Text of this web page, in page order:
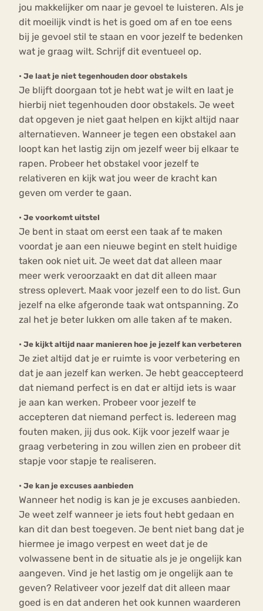
jou makkelijker om naar je gevoel te luisteren. Als je
dit moeilijk vindt is het is goed om af en toe eens
bij je gevoel stil te staan en voor jezelf te bedenken
wat je graag wilt. Schrijf dit eventueel op.
• Je laat je niet tegenhouden door obstakels
Je blijft doorgaan tot je hebt wat je wilt en laat je
hierbij niet tegenhouden door obstakels. Je weet
dat opgeven je niet gaat helpen en kijkt altijd naar
alternatieven. Wanneer je tegen een obstakel aan
loopt kan het lastig zijn om jezelf weer bij elkaar te
rapen. Probeer het obstakel voor jezelf te
relativeren en kijk wat jou weer de kracht kan
geven om verder te gaan.
• Je voorkomt uitstel
Je bent in staat om eerst een taak af te maken
voordat je aan een nieuwe begint en stelt huidige
taken ook niet uit. Je weet dat dat alleen maar
meer werk veroorzaakt en dat dit alleen maar
stress oplevert. Maak voor jezelf een to do list. Gun
jezelf na elke afgeronde taak wat ontspanning. Zo
zal het je beter lukken om alle taken af te maken.
• Je kijkt altijd naar manieren hoe je jezelf kan verbeteren
Je ziet altijd dat je er ruimte is voor verbetering en
dat je aan jezelf kan werken. Je hebt geaccepteerd
dat niemand perfect is en dat er altijd iets is waar
je aan kan werken. Probeer voor jezelf te
accepteren dat niemand perfect is. Iedereen mag
fouten maken, jij dus ook. Kijk voor jezelf waar je
graag verbetering in zou willen zien en probeer dit
stapje voor stapje te realiseren.
• Je kan je excuses aanbieden
Wanneer het nodig is kan je je excuses aanbieden.
Je weet zelf wanneer je iets fout hebt gedaan en
kan dit dan best toegeven. Je bent niet bang dat je
hiermee je imago verpest en weet dat je de
volwassene bent in de situatie als je je ongelijk kan
aangeven. Vind je het lastig om je ongelijk aan te
geven? Relativeer voor jezelf dat dit alleen maar
goed is en dat anderen het ook kunnen waarderen